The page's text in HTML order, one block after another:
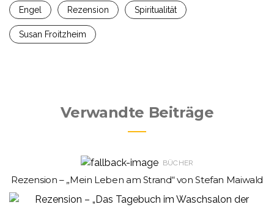
Engel Rezension Spiritualität
Susan Froitzheim
Verwandte Beiträge
BÜCHER
Rezension – „Mein Leben am Strand“ von Stefan Maiwald